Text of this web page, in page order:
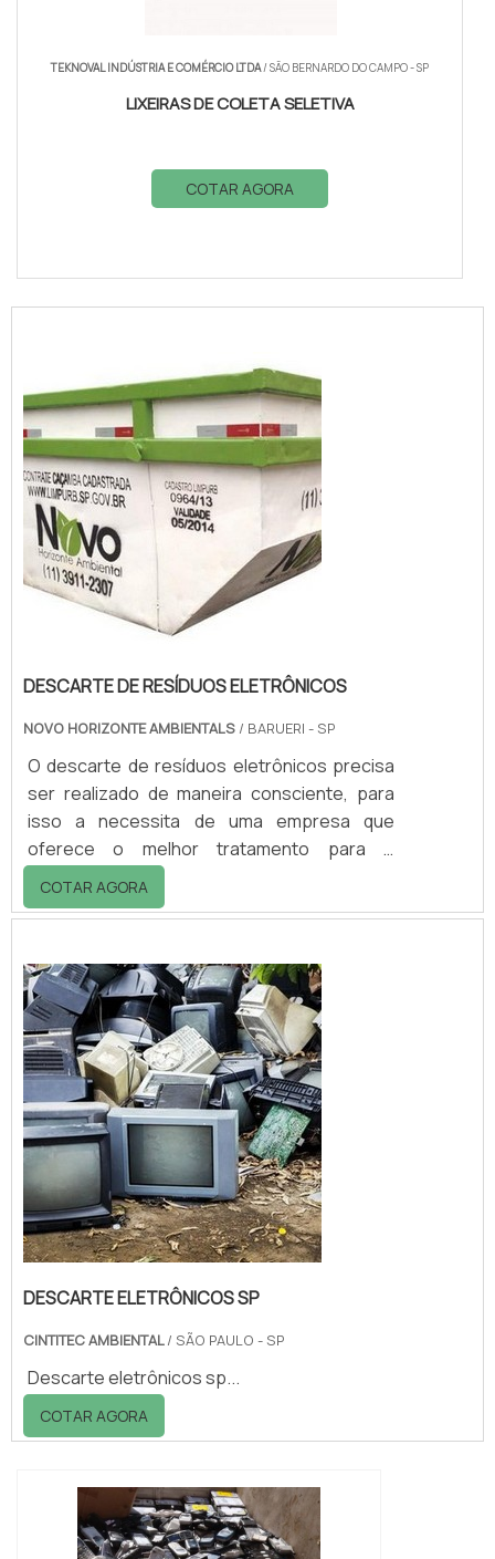
TEKNOVAL INDÚSTRIA E COMÉRCIO LTDA/ SÃO BERNARDO DO CAMPO - SP
LIXEIRAS DE COLETA SELETIVA
COTAR AGORA
DESCARTE DE RESÍDUOS ELETRÔNICOS
NOVO HORIZONTE AMBIENTALS / BARUERI - SP
O descarte de resíduos eletrônicos precisa
ser realizado de maneira consciente, para
isso a necessita de uma empresa que
oferece o melhor tratamento para o
gerenciamento desse tipo de resíduo,
possibilitando desde sua reutilização até sua
coletado seja recuperação da melhor
maneira possível, sempre proporcionando
um manejo sustentável e evitando danos ao
meio ambiente e riscos para saúde pú...
COTAR AGORA
DESCARTE ELETRÔNICOS SP
CINTITEC AMBIENTAL/ SÃO PAULO - SP
Descarte eletrônicos sp...
COTAR AGORA